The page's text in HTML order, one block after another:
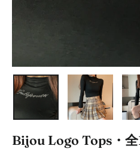
Bijou Logo Tops・全